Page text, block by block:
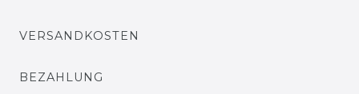
VERSANDKOSTEN
BEZAHLUNG